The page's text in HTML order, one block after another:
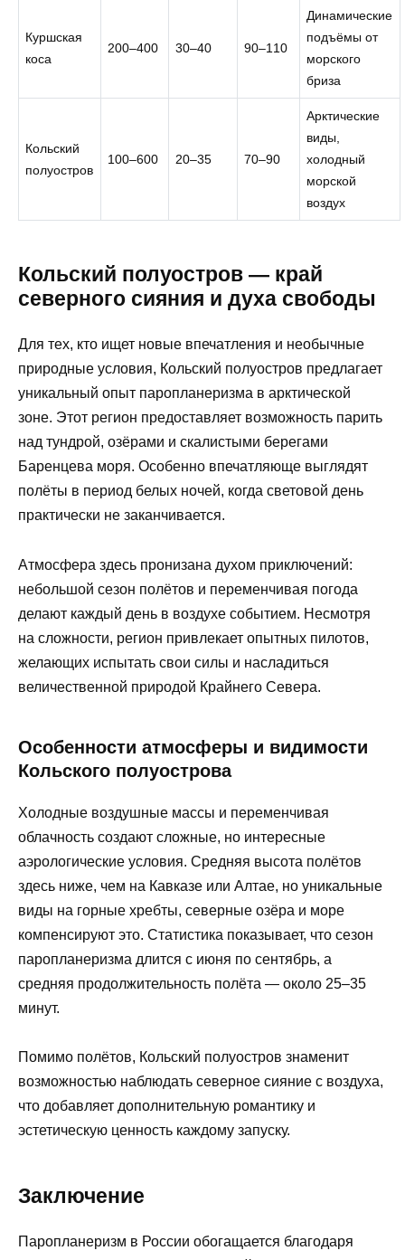
Куршская
коса
200–400 30–40 90–110
Динамические
подъёмы от
морского
бриза
Кольский
полуостров
100–600 20–35 70–90
Арктические
виды,
холодный
морской
воздух
Кольский полуостров — край
северного сияния и духа свободы
Для тех, кто ищет новые впечатления и необычные
природные условия, Кольский полуостров предлагает
уникальный опыт паропланеризма в арктической
зоне. Этот регион предоставляет возможность парить
над тундрой, озёрами и скалистыми берегами
Баренцева моря. Особенно впечатляюще выглядят
полёты в период белых ночей, когда световой день
практически не заканчивается.
Атмосфера здесь пронизана духом приключений:
небольшой сезон полётов и переменчивая погода
делают каждый день в воздухе событием. Несмотря
на сложности, регион привлекает опытных пилотов,
желающих испытать свои силы и насладиться
величественной природой Крайнего Севера.
Особенности атмосферы и видимости
Кольского полуострова
Холодные воздушные массы и переменчивая
облачность создают сложные, но интересные
аэрологические условия. Средняя высота полётов
здесь ниже, чем на Кавказе или Алтае, но уникальные
виды на горные хребты, северные озёра и море
компенсируют это. Статистика показывает, что сезон
паропланеризма длится с июня по сентябрь, а
средняя продолжительность полёта — около 25–35
минут.
Помимо полётов, Кольский полуостров знаменит
возможностью наблюдать северное сияние с воздуха,
что добавляет дополнительную романтику и
эстетическую ценность каждому запуску.
Заключение
Паропланеризм в России обогащается благодаря